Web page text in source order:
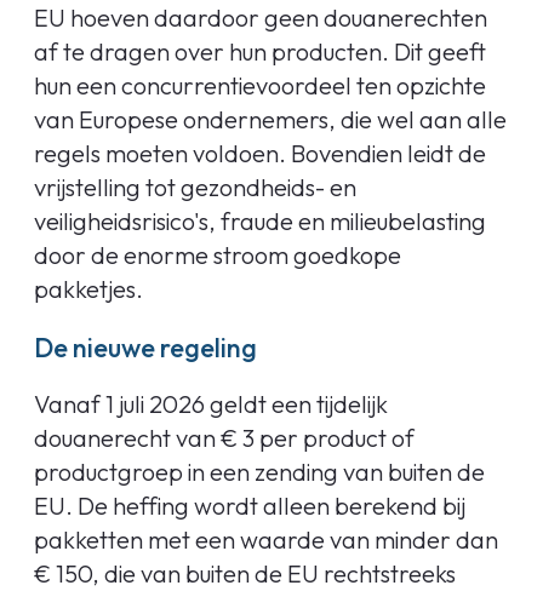
EU hoeven daardoor geen douanerechten
af te dragen over hun producten. Dit geeft
hun een concurrentievoordeel ten opzichte
van Europese ondernemers, die wel aan alle
regels moeten voldoen. Bovendien leidt de
vrijstelling tot gezondheids- en
veiligheidsrisico's, fraude en milieubelasting
door de enorme stroom goedkope
pakketjes.
De nieuwe regeling
Vanaf 1 juli 2026 geldt een tijdelijk
douanerecht van € 3 per product of
productgroep in een zending van buiten de
EU. De heffing wordt alleen berekend bij
pakketten met een waarde van minder dan
€ 150, die van buiten de EU rechtstreeks